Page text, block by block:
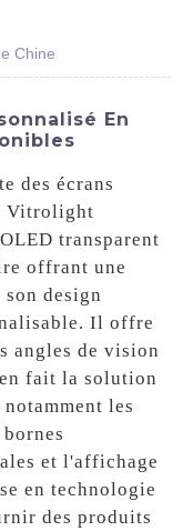
Chine
En
des écrans
Vitrolight
transparent
offrant une
design
Il offre
angles de vision
fait la solution
les
et l'affichage
en technologie
des produits